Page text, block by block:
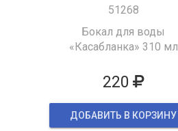
51268
Бокал для воды
«Касабланка» 310 мл
220
ДОБАВИТЬ В КОРЗИНУ